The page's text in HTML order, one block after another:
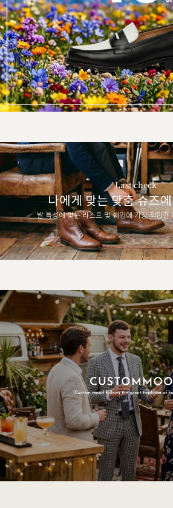
Last check
나에게 맞는 맞춤 슈즈
발 특성에 맞는 라스트 및 쉐입에 가장 적합한